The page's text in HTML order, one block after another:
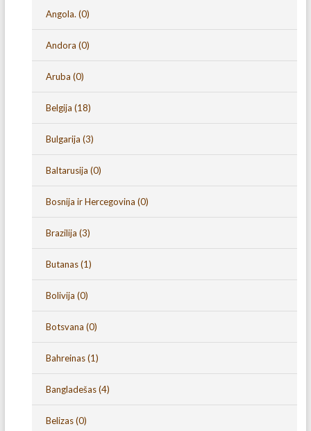
Angola. (0)
Andora (0)
Aruba (0)
Belgija (18)
Bulgarija (3)
Baltarusija (0)
Bosnija ir Hercegovina (0)
Brazilija (3)
Butanas(1)
Bolivija (0)
Botsvana (0)
Bahreinas(1)
Bangladešas(4)
Belizas(0)